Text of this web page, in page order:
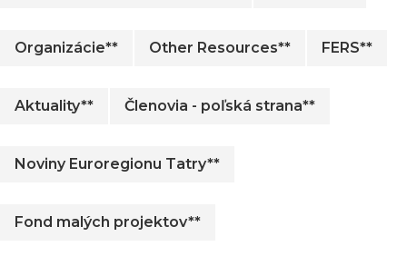
Organizácie** Other Resources** FERS**
Aktuality** Členovia - poľská strana**
Noviny Euroregionu Tatry**
Fond malých projektov**